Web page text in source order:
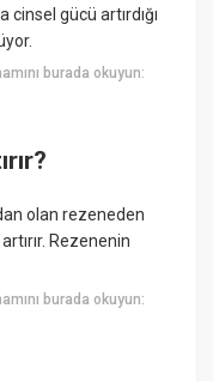
gücü artırdığı
burada okuyun:
olan rezeneden
Rezenenin
burada okuyun: